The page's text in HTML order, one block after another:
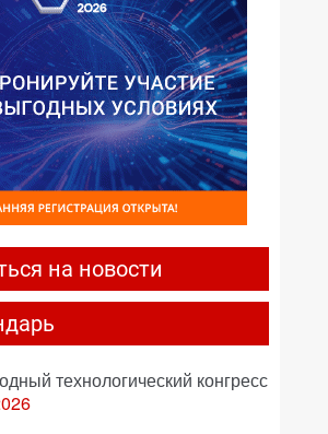
на новости
технологический конгресс